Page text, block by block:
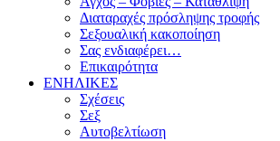
Διαταραχές πρόσληψης τροφής
Σεξουαλική κακοποίηση
Σας ενδιαφέρει…
Επικαιρότητα
ΕΝΗΛΙΚΕΣ
Σχέσεις
Σεξ
Αυτοβελτίωση